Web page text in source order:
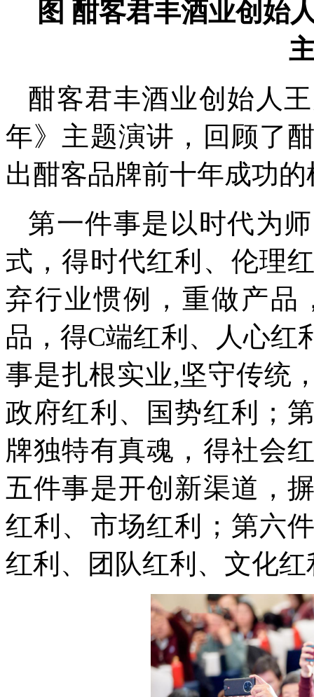
图 酣客君丰酒业创始
酣客君丰酒业创始人
年》主题演讲，回顾了
出酣客品牌前十年成功
第一件事是以时代为
式，得时代红利、伦理
弃行业惯例，重做产品
品，得C端红利、人心红
事是扎根实业,坚守传统
政府红利、国势红利；
牌独特有真魂，得社会
五件事是开创新渠道，
红利、市场红利；第六
红利、团队红利、文化红